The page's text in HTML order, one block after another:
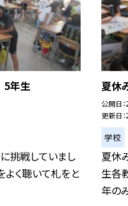
年生
挑戦していまし
よく聴いて札をと
夏休
公開日
更新日
学校
夏休
生各
年の